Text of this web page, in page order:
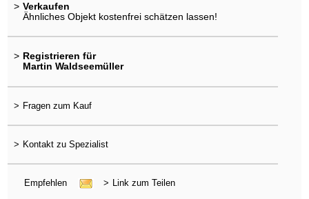
> Verkaufen
Ähnliches Objekt kostenfrei schätzen lassen!
> Registrieren für
Martin Waldseemüller
> Fragen zum Kauf
> Kontakt zu Spezialist
Empfehlen > Link zum Teilen